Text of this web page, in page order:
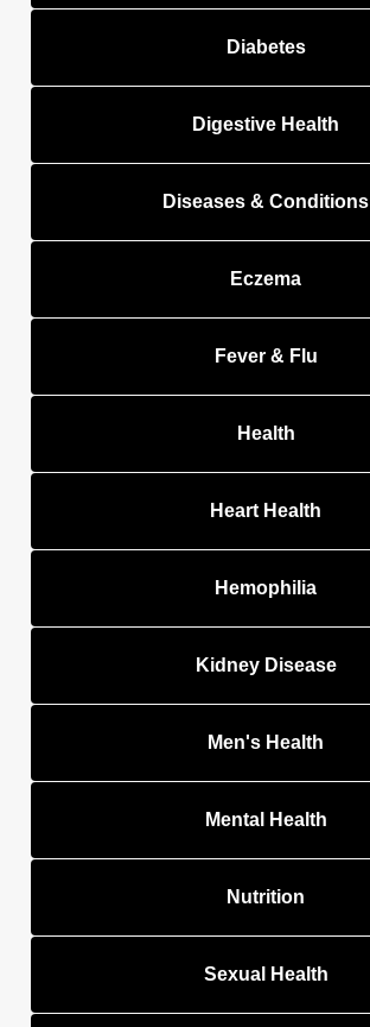
Diabetes
Digestive Health
Diseases & Conditions
Eczema
Fever & Flu
Health
Heart Health
Hemophilia
Kidney Disease
Men's Health
Mental Health
Nutrition
Sexual Health